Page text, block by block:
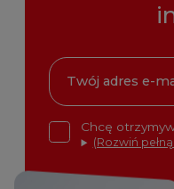
Chcę
(Rozwiń